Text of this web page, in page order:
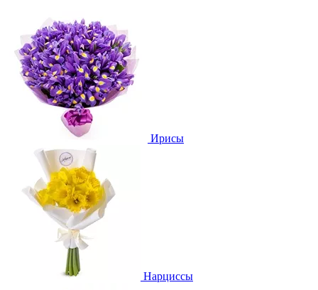
Ирисы
Нарциссы